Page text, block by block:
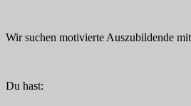
Wir suchen motivierte Auszubildende
Du hast: